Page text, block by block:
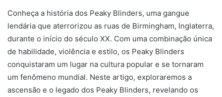
Conheça a história dos Peaky Blinders, uma gangue
lendária que aterrorizou as ruas de Birmingham, Inglaterra,
durante o início do século XX. Com uma combinação única
de habilidade, violência e estilo, os Peaky Blinders
conquistaram um lugar na cultura popular e se tornaram
um fenômeno mundial. Neste artigo, exploraremos a
ascensão e o legado dos Peaky Blinders, revelando os